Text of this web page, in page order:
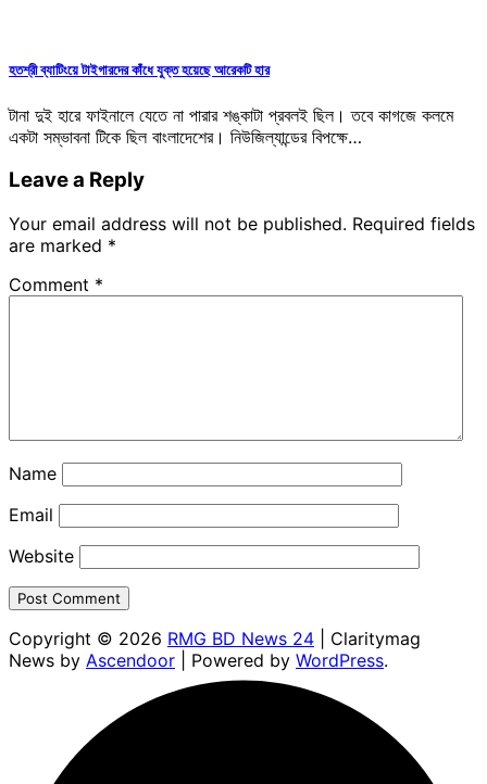
হতশ্রী ব্যাটিংয়ে টাইগারদের কাঁধে যুক্ত হয়েছে আরেকটি হার
টানা দুই হারে ফাইনালে যেতে না পারার শঙ্কাটা প্রবলই ছিল। তবে কাগজে কলমে
একটা সম্ভাবনা টিকে ছিল বাংলাদেশের। নিউজিল্যান্ডের বিপক্ষে…
Leave a Reply
Your email address will not be published. Required fields
are marked *
Comment *
Name
Email
Website
Copyright © 2026 RMG BD News 24 | Claritymag
News by Ascendoor | Powered by WordPress.